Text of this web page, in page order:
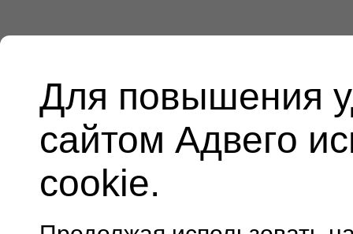
Для повышения
сайтом Адвего
cookie.